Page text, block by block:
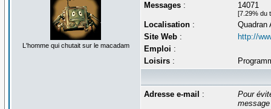
L'homme qui chutait sur le macadam
Messages: 14071
[7.29% du
Localisation:
Quadran
Site Web:
http://
Emploi :
Loisirs:
Adresse e-mail :
Pour